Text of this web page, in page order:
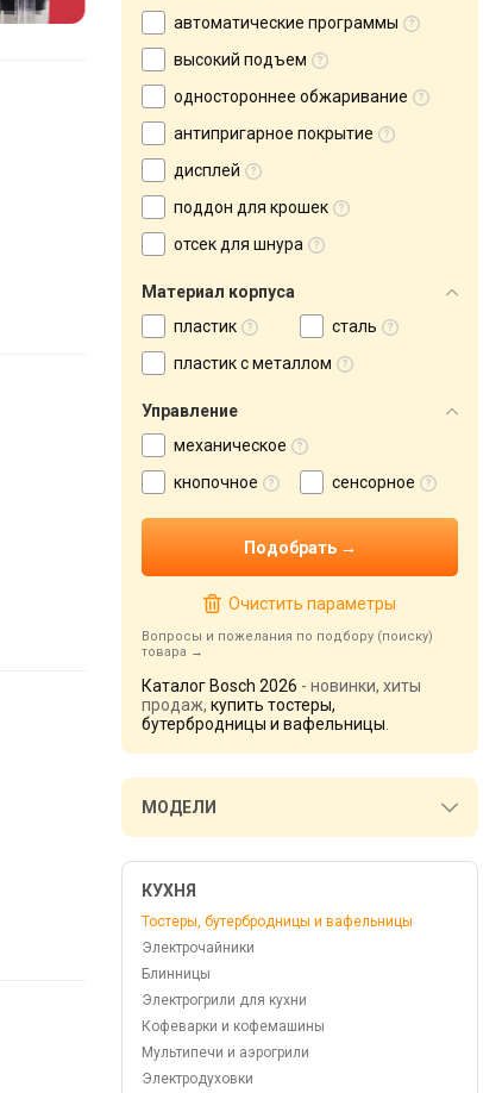
автоматические программы
высокий подъем
одностороннее обжаривание
антипригарное покрытие
дисплей
поддон для крошек
отсек для шнура
Материал корпуса
пластик
сталь
пластик с металлом
Управление
механическое
кнопочное
сенсорное
Очистить параметры
Вопросы и пожелания по подбору (поиску)
товара
Каталог Bosch 2026 - новинки, хиты
продаж, купить тостеры,
бутербродницы и вафельницы
МОДЕЛИ
КУХНЯ
Тостеры, бутербродницы и вафельницы
Электрочайники
Блинницы
Электрогрили для кухни
Кофеварки и кофемашины
Мультипечи и аэрогрили
Электродуховки